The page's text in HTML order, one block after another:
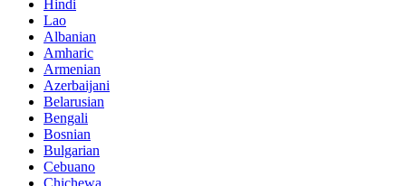
Hindi
Lao
Albanian
Amharic
Armenian
Azerbaijani
Belarusian
Bengali
Bosnian
Bulgarian
Cebuano
Chichewa